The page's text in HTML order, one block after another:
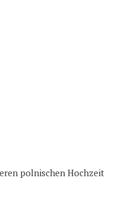
polnischen Hochzeit